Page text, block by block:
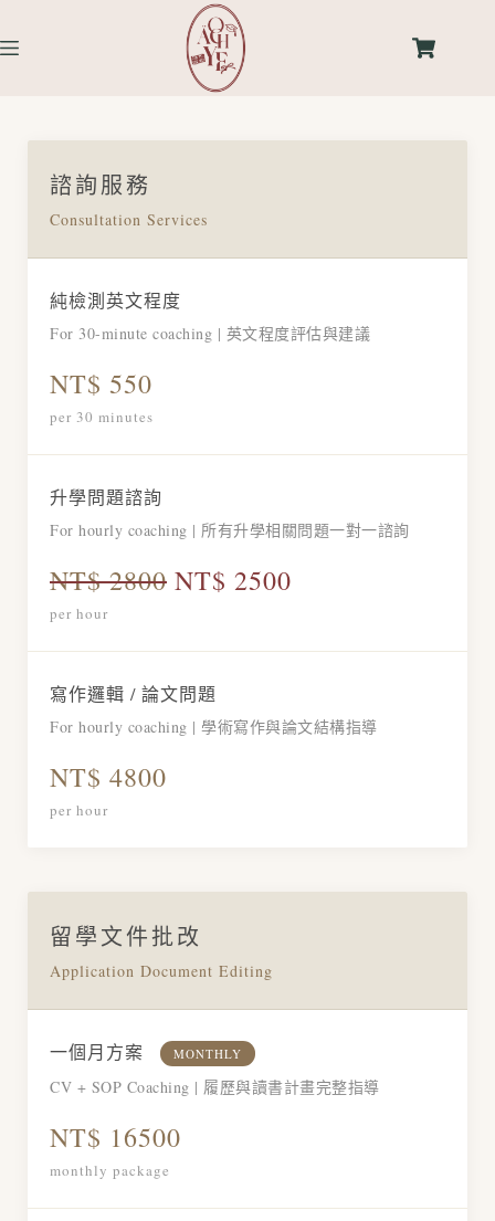
諮詢服務
Consultation Services
純檢測英文程度
For 30-minute coaching | 英文程度評估與建議
NT$ 550
per 30 minutes
升學問題諮詢
For hourly coaching | 所有升學相關問題一對一諮詢
NT$ 2800 NT$ 2500
per hour
寫作邏輯 / 論文問題
For hourly coaching | 學術寫作與論文結構指導
NT$ 4800
per hour
留學文件批改
Application Document Editing
一個月方案 MONTHLY
CV + SOP Coaching | 履歷與讀書計畫完整指導
NT$ 16500
monthly package